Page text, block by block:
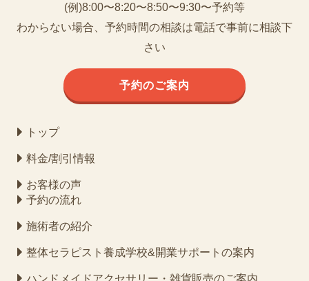
(例)8:00〜8:20〜8:50〜9:30〜予約等
わからない場合、予約時間の相談は電話で事前に相談下
さい
予約のご案内
トップ
料金/割引情報
お客様の声
予約の流れ
施術者の紹介
整体セラピスト養成学校&開業サポートの案内
ハンドメイドアクセサリー・雑貨販売のご案内